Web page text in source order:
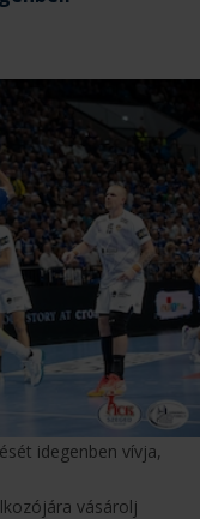
idegenben vívja,
vásárolj